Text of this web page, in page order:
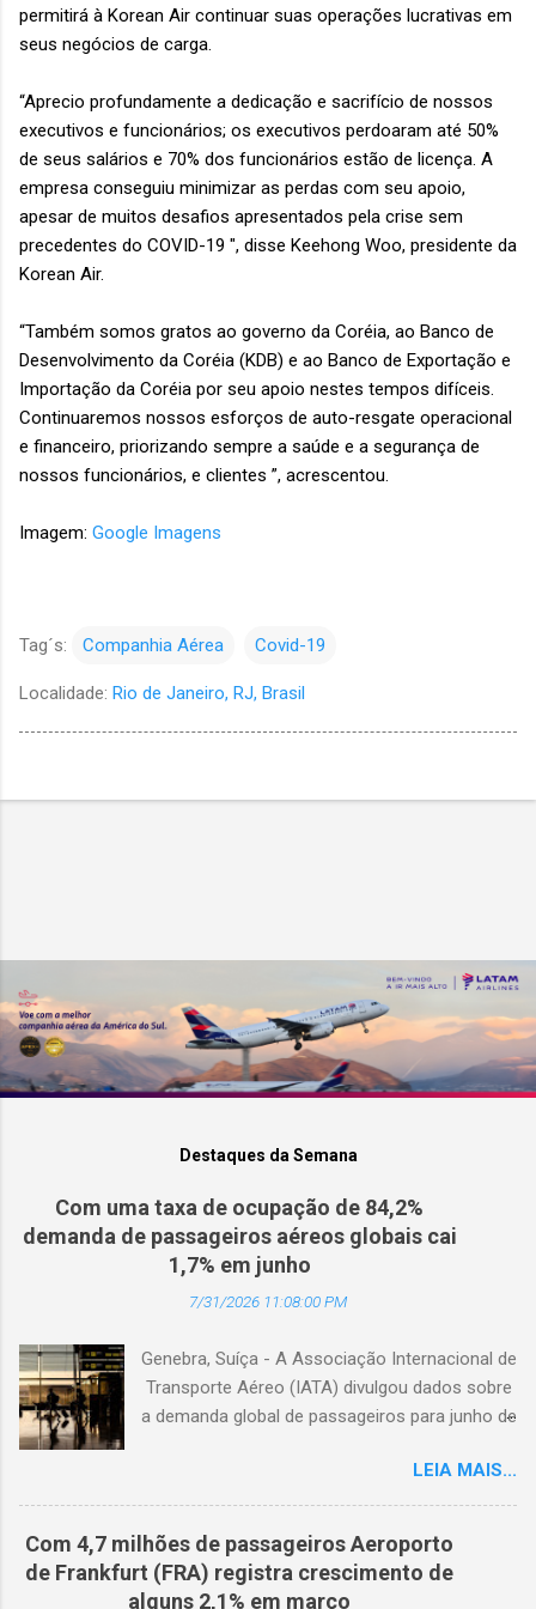
permitirá à Korean Air continuar suas operações lucrativas em
seus negócios de carga.
“Aprecio profundamente a dedicação e sacrifício de nossos
executivos e funcionários; os executivos perdoaram até 50%
de seus salários e 70% dos funcionários estão de licença. A
empresa conseguiu minimizar as perdas com seu apoio,
apesar de muitos desafios apresentados pela crise sem
precedentes do COVID-19 ", disse Keehong Woo, presidente da
Korean Air.
“Também somos gratos ao governo da Coréia, ao Banco de
Desenvolvimento da Coréia (KDB) e ao Banco de Exportação e
Importação da Coréia por seu apoio nestes tempos difíceis.
Continuaremos nossos esforços de auto-resgate operacional
e financeiro, priorizando sempre a saúde e a segurança de
nossos funcionários, e clientes ”, acrescentou.
Imagem: Google Imagens
Tag´s: Companhia Aérea Covid-19
Localidade: Rio de Janeiro, RJ, Brasil
Destaques da Semana
Com uma taxa de ocupação de 84,2%
demanda de passageiros aéreos globais cai
1,7% em junho
7/31/2026 11:08:00 PM
Genebra, Suíça - A Associação Internacional de
Transporte Aéreo (IATA) divulgou dados sobre
a demanda global de passageiros para junho de
passageiros-quilômetro pagos (RPK), caiu 1,7%
em comparação com junho de 2025. Excluindo
o Oriente Médio, a demanda diminuiu 0,6%. A
capacidade total, medida em assentos-
quilômetro disponíveis (ASK), diminuiu 1,3% em
LEIA MAIS...
Com 4,7 milhões de passageiros Aeroporto
de Frankfurt (FRA) registra crescimento de
alguns 2,1% em março